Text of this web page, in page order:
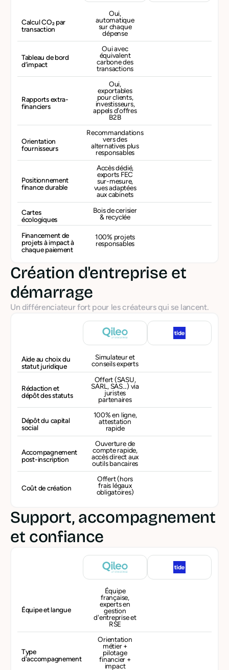
Calcul CO₂ par
transaction
Oui,
automatique
sur chaque
dépense
Tableau de bord
d’impact
Oui avec
équivalent
carbone des
transactions
Rapports extra-
financiers
Oui,
exportables
pour clients,
investisseurs,
appels d'offres
B2B
Orientation
fournisseurs
Recommandations
vers des
alternatives plus
responsables
Positionnement
finance durable
Accès dédié,
exports FEC
sur-mesure,
vues adaptées
aux cabinets
Cartes
écologiques
Bois de cerisier
& recyclée
Financement de
projets à impact à
chaque paiement
100% projets
responsables
Création d'entreprise et
démarrage
Un différenciateur fort pour les créateurs qui se lancent.
Aide au choix du
statut juridique
Simulateur et
conseils experts
Rédaction et
dépôt des statuts
Offert (SASU,
SARL, SAS...) via
juristes
partenaires
Dépôt du capital
social
100% en ligne,
attestation
rapide
Accompagnement
post-inscription
Ouverture de
compte rapide,
accès direct aux
outils bancaires
Coût de création
Offert (hors
frais légaux
obligatoires)
Support, accompagnement
et confiance
Équipe et langue
Équipe
française,
experts en
gestion
d'entreprise et
RSE
Type
d'accompagnement
Orientation
métier +
pilotage
financier +
impact